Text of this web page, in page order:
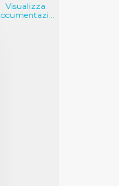
Visualizza
Documentazione